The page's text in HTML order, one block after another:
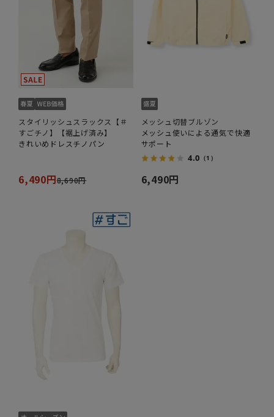
スタイリッシュスラックス【＃
すごチノ】【裾上げ済み】
きれいめドレスチノパン
6,490円8,690円
メッシュ切替ブルゾン
メッシュ使いによる通気で快適
サポート
4.0 （1）
6,490円